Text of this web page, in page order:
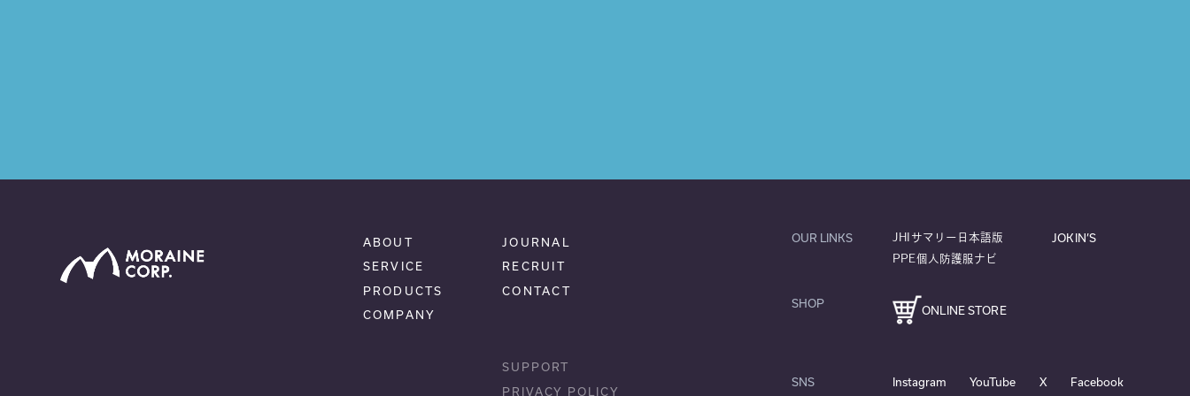
ABOUT
SERVICE
PRODUCTS
COMPANY
JOURNAL
RECRUIT
CONTACT
SUPPORT
PRIVACY POLICY
OUR LINKS
JHIサマリー日本語版
PPE個人防護服ナビ
JOKIN’S
SHOP ONLINE STORE
SNS Instagram YouTube X Facebook